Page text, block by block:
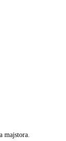
majstora.